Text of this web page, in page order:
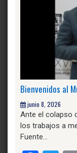
Bienvenidos al
junio 8, 2026
Ante el colapso
los trabajos a
Fuente…